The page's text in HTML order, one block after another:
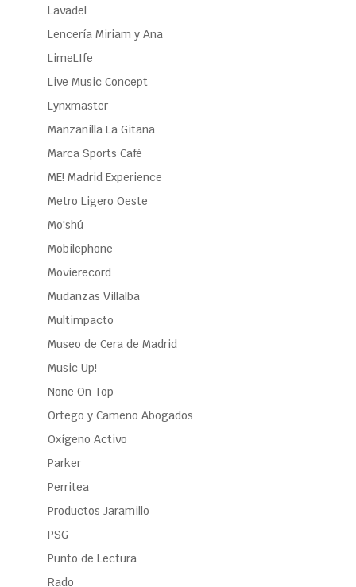
Lavadel
Lencería Miriam y Ana
LimeLIfe
Live Music Concept
Lynxmaster
Manzanilla La Gitana
Marca Sports Café
ME! Madrid Experience
Metro Ligero Oeste
Mo'shú
Mobilephone
Movierecord
Mudanzas Villalba
Multimpacto
Museo de Cera de Madrid
Music Up!
None On Top
Ortego y Cameno Abogados
Oxígeno Activo
Parker
Perritea
Productos Jaramillo
PSG
Punto de Lectura
Rado